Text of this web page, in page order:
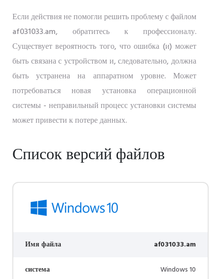
Если действия не помогли решить проблему с файлом
af031033.am, обратитесь к профессионалу.
Существует вероятность того, что ошибка (и) может
быть связана с устройством и, следовательно, должна
быть устранена на аппаратном уровне. Может
потребоваться новая установка операционной
системы - неправильный процесс установки системы
может привести к потере данных.
Список версий файлов
Имя файла af031033.am
система Windows 10